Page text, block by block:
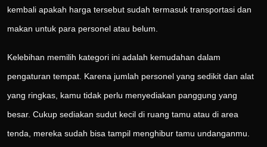
kembali apakah harga tersebut sudah termasuk transportasi dan
makan untuk para personel atau belum.
Kelebihan memilih kategori ini adalah kemudahan dalam
pengaturan tempat. Karena jumlah personel yang sedikit dan alat
yang ringkas, kamu tidak perlu menyediakan panggung yang
besar. Cukup sediakan sudut kecil di ruang tamu atau di area
tenda, mereka sudah bisa tampil menghibur tamu undanganmu.